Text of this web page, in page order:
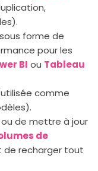
forme de
pour les
BI ou Tableau
comme
ou de mettre à jour
de
de recharger tout